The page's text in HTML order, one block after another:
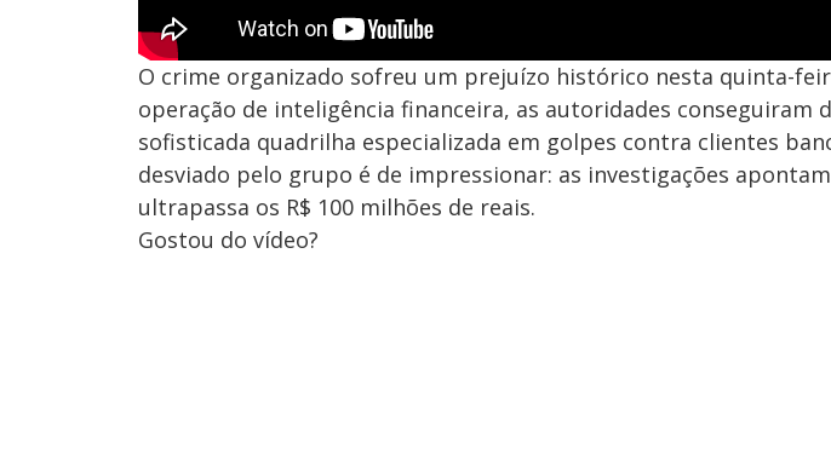
O crime organizado sofreu um prejuízo histórico nesta quinta-
operação de inteligência financeira, as autoridades conseguiram
sofisticada quadrilha especializada em golpes contra clientes
desviado pelo grupo é de impressionar: as investigações
ultrapassa os R$ 100 milhões de reais.
Gostou do vídeo?